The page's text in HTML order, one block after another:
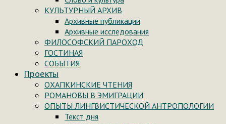
КУЛЬТУРНЫЙ АРХИВ
Архивные публикации
Архивные исследования
ФИЛОСОФСКИЙ ПАРОХОД
ГОСТИНАЯ
СОБЫТИЯ
Проекты
ОХАПКИНСКИЕ ЧТЕНИЯ
РОМАНОВЫ В ЭМИГРАЦИИ
ОПЫТЫ ЛИНГВИСТИЧЕСКОЙ АНТРОПОЛОГИИ
Текст дня